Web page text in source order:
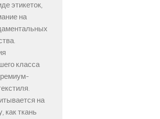
этикеток,
на
класса
на
как ткань